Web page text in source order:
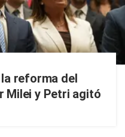
reforma del
Milei y Petri agitó